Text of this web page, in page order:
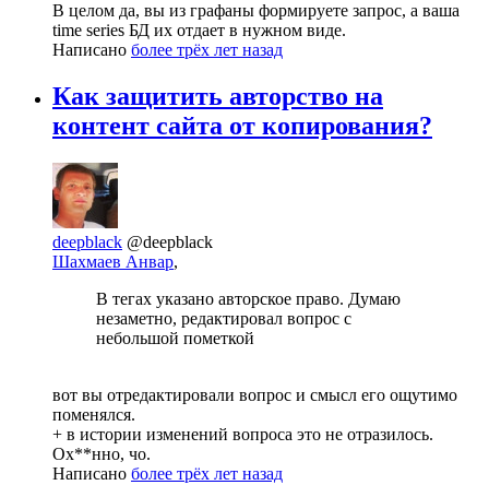
В целом да, вы из графаны формируете запрос, а ваша
time series БД их отдает в нужном виде.
Написано более трёх лет назад
Как защитить авторство на
контент сайта от копирования?
deepblack @deepblack
Шахмаев Анвар,
В тегах указано авторское право. Думаю
незаметно, редактировал вопрос с
небольшой пометкой
вот вы отредактировали вопрос и смысл его ощутимо
поменялся.
+ в истории изменений вопроса это не отразилось.
Ох**нно, чо.
Написано более трёх лет назад